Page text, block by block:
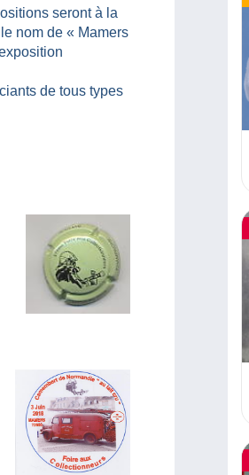
seront à la
nom de « Mamers
de tous types